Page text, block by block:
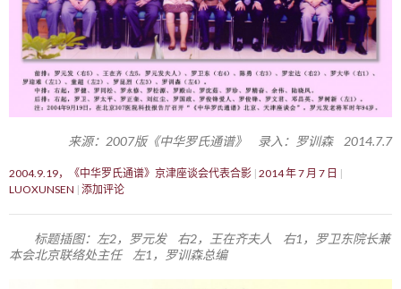
来源：2007版《中华罗氏通谱》 录入：罗训森 2014.7.7
2004.9.19，《中华罗氏通谱》京津座谈会代表合影 2014 年 7 月 7 日
LUOXUNSEN 添加评论
标题插图：左2，罗元发 右2，王在齐夫人 右1，罗卫东院长兼
本会北京联络处主任 左1，罗训森总编